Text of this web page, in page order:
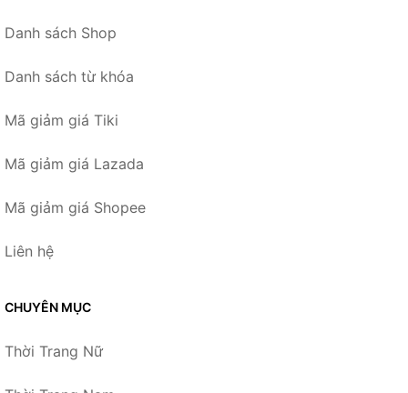
Danh sách Shop
Danh sách từ khóa
Mã giảm giá Tiki
Mã giảm giá Lazada
Mã giảm giá Shopee
Liên hệ
CHUYÊN MỤC
Thời Trang Nữ